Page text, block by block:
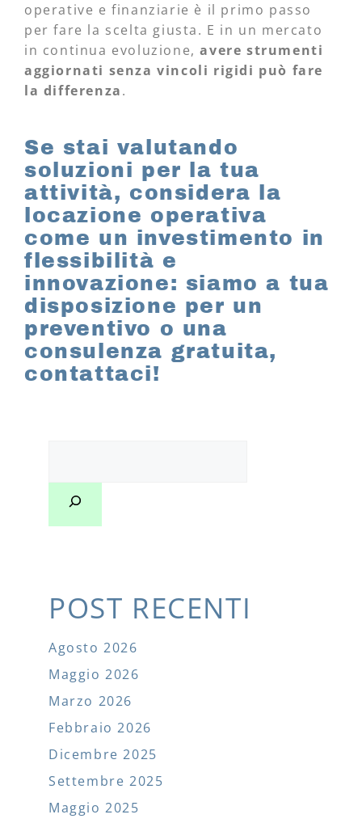
operative e finanziarie è il primo passo
per fare la scelta giusta. E in un mercato
in continua evoluzione,avere strumenti
aggiornati senza vincoli rigidi può fare
la differenza.
Se stai valutando
soluzioni per la tua
attività, considera la
locazione operativa
come un investimento in
flessibilità e
innovazione: siamo a tua
disposizione per un
preventivo o una
consulenza gratuita,
contattaci!
POST RECENTI
Agosto 2026
Maggio 2026
Marzo 2026
Febbraio 2026
Dicembre 2025
Settembre 2025
Maggio 2025